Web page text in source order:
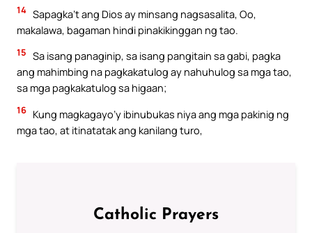
14 Sapagka’t ang Dios ay minsang nagsasalita, Oo,
makalawa, bagaman hindi pinakikinggan ng tao.
15 Sa isang panaginip, sa isang pangitain sa gabi, pagka
ang mahimbing na pagkakatulog ay nahuhulog sa mga tao,
sa mga pagkakatulog sa higaan;
16 Kung magkagayo’y ibinubukas niya ang mga pakinig ng
mga tao, at itinatatak ang kanilang turo,
Catholic Prayers